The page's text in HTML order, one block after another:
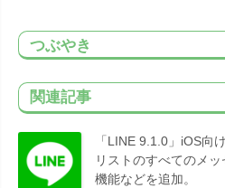
つぶやき
関連記事
「LINE 9.1.0」iOS向
リストのすべてのメ
機能などを追加。